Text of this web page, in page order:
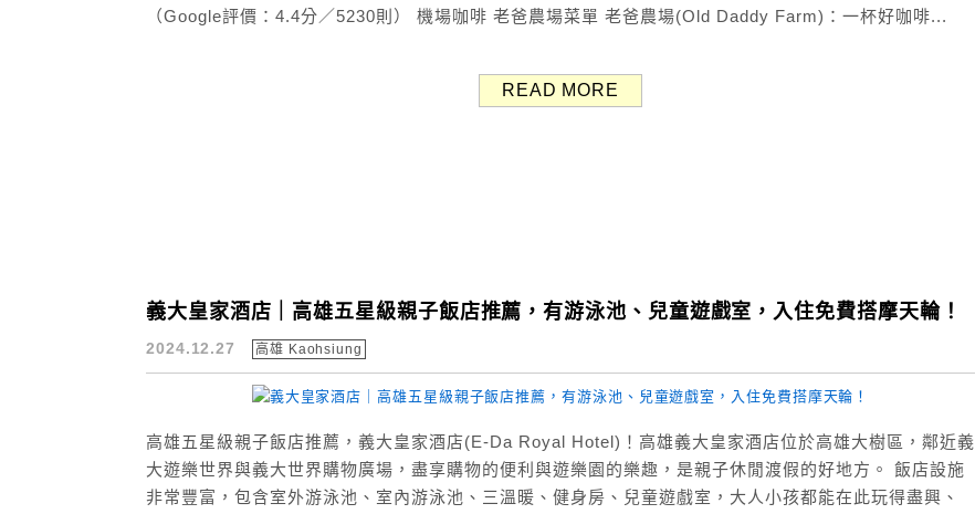
（Google評價：4.4分／5230則） 機場咖啡 老爸農場菜單 老爸農場(Old Daddy Farm)：一杯好咖啡...
READ MORE
義大皇家酒店｜高雄五星級親子飯店推薦，有游泳池、兒童遊戲室，入住免費搭摩天輪！
2024.12.27 高雄 Kaohsiung
高雄五星級親子飯店推薦，義大皇家酒店(E-Da Royal Hotel)！高雄義大皇家酒店位於高雄大樹區，鄰近義
大遊樂世界與義大世界購物廣場，盡享購物的便利與遊樂園的樂趣，是親子休閒渡假的好地方。 飯店設施
非常豐富，包含室外游泳池、室內游泳池、三溫暖、健身房、兒童遊戲室，大人小孩都能在此玩得盡興、